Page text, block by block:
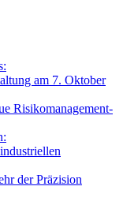
am 7. Oktober
Risikomanagement-
der Präzision